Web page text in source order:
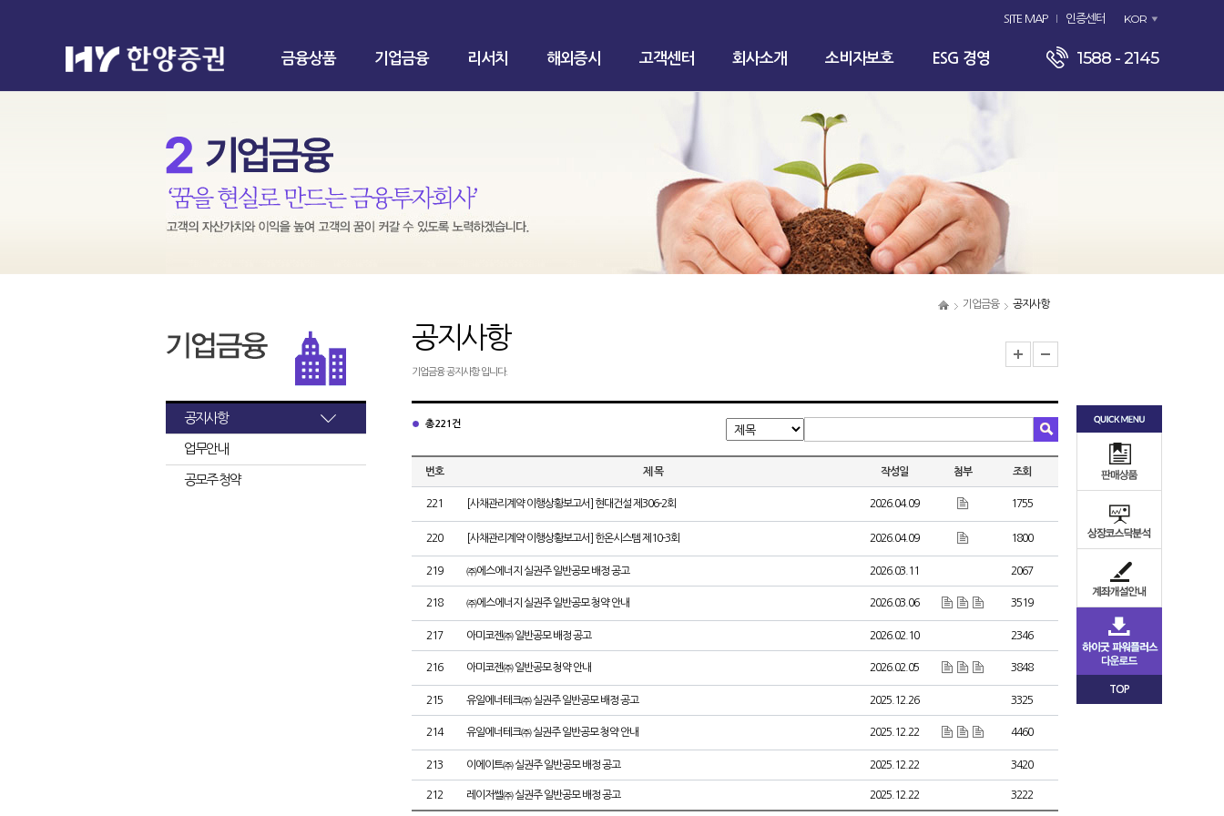
SITE MAP 인증센터 KOR
금융상품 기업금융 리서치 해외증시 고객센터 회사소개 소비자보호 ESG 경영 1588 - 2145
기업금융 공지사항
공지사항
업무안내
공모주 청약
공지사항
기업금융 공지사항 입니다.
총 221건
번호 제 목 작성일 첨부 조회
221 [사채관리계약 이행상황보고서] 현대건설 제306-2회 2026.04.09 1755
220 [사채관리계약 이행상황보고서] 한온시스템 제10-3회 2026.04.09 1800
219 ㈜에스에너지 실권주 일반공모 배정 공고 2026.03.11 2067
218 ㈜에스에너지 실권주 일반공모 청약 안내 2026.03.06 3519
217 아미코젠㈜ 일반공모 배정 공고 2026.02.10 2346
216 아미코젠㈜ 일반공모 청약 안내 2026.02.05 3848
215 유일에너테크㈜ 실권주 일반공모 배정 공고 2025.12.26 3325
214 유일에너테크㈜ 실권주 일반공모 청약 안내 2025.12.22 4460
213 이에이트㈜ 실권주 일반공모 배정 공고 2025.12.22 3420
212 레이저쎌㈜ 실권주 일반공모 배정 공고 2025.12.22 3222
TOP